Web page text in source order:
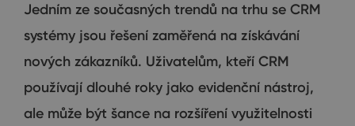
Jedním ze současných trendů na trhu se CRM
systémy jsou řešení zaměřená na získávání
nových zákazníků. Uživatelům, kteří CRM
používají dlouhé roky jako evidenční nástroj,
ale může být šance na rozšíření využitelnosti